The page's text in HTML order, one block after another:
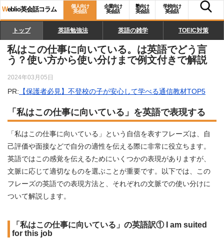
Weblio英会話コラム
個人向け
英会話
企業向け
英会話
塾向け
英会話
学校向け
英会話
トップ 英語勉強法 英語の雑学 TOEIC対策
私はこの仕事に向いている。は英語でどう言
う？使い方から使い分けまで例文付きで解説
2024年03月05日
PR: 【保護者必見】不登校の子が安心して学べる通信教材TOP5
「私はこの仕事に向いている」を英語で表現する
「私はこの仕事に向いている」という自信を表すフレーズは、自
己評価や面接などで自分の適性を伝える際に非常に役立ちます。
英語ではこの感覚を伝えるためにいくつかの表現がありますが、
文脈に応じて適切なものを選ぶことが重要です。以下では、この
フレーズの英語での表現方法と、それぞれの文脈での使い分けに
ついて解説します。
「私はこの仕事に向いている」の英語訳① I am suited
for this job